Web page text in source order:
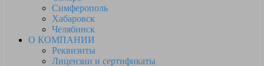
Симферополь
Хабаровск
Челябинск
О КОМПАНИИ
Реквизиты
Лицензии и сертификаты